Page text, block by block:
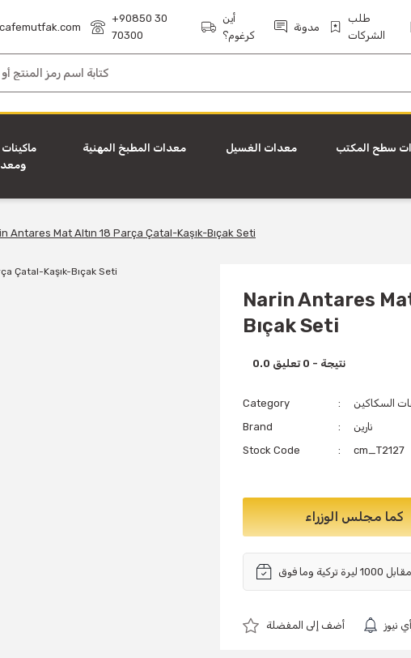
+90850 30
70300
أين
كرغوم؟
مدونة
طلب
الشركات
معدات المطبخ المهنية معدات الغسيل سطح المكتب
Antares Mat Altın 18 Parça Çatal-Kaşık-Bıçak Seti
Narin Antares
Bıçak Seti
0.0 نتيجة - 0 تعليق
Category السكاكين
Brand
نارين
Stock Code
cm_T2127
كما مجلس الوزراء
نيوز